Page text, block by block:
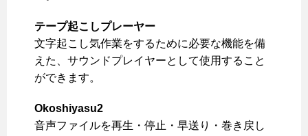
テープ起こしプレーヤー
文字起こし気作業をするために必要な機能を備
えた、サウンドプレイヤーとして使用すること
ができます。
Okoshiyasu2
音声ファイルを再生・停止・早送り・巻き戻し